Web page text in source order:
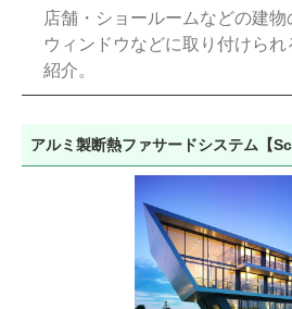
すまいリング 設
Q＆A
店舗・ショールームなどの建
ウィンドウなどに取り付けら
紹介。
アルミ製断熱ファサードシステム【